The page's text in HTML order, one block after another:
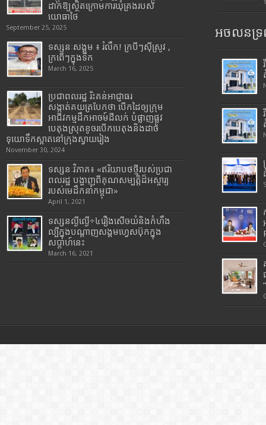
ដាក់ឱ្យស្ថិតក្រោមការឃុំគ្រងរបស់
យោធាថៃ
September 25, 2025
ទស្សនៈសង្គម ៖ រំលឹក! ក្របីៗស៊ីស្រូវ ,
ក្រពើៗក្នុងទឹក
March 16, 2025
ប្រជាពលរដ្ឋ រិះគន់អាជ្ញាធរ
សង្កាត់គយត្របែកថា បើកដៃឲ្យក្រុម
អាជីវកម្មដឹកអាចម៍ដីលក់ បំផ្លាញផ្លូវ
បេតុងស្រុតខូចរបើកបេតុងនិងដាច់
ទុយោទឹកស្អាតនៅក្រុងស្វាយរៀង
November 30, 2024
ទស្សនៈវិភាគ៖ «ឥរិយាបថថ្មីរបស់ប្រជា
ពលរដ្ឋ បង្ហាញពីគុណសម្បត្តិដ៏អស្ចារ្យ
របស់មេដឹកនាំកម្ពុជា»
April 1, 2021
ទស្សនល្ងីល្ងើ÷៤រឿងសើចយំនិងកំហឹង
ល្បីក្នុងបណ្តាញសង្គមហ្វេសប៊ុកក្នុង
សប្តាហ៍នេះ
March 16, 2021
អចលនទ្រ